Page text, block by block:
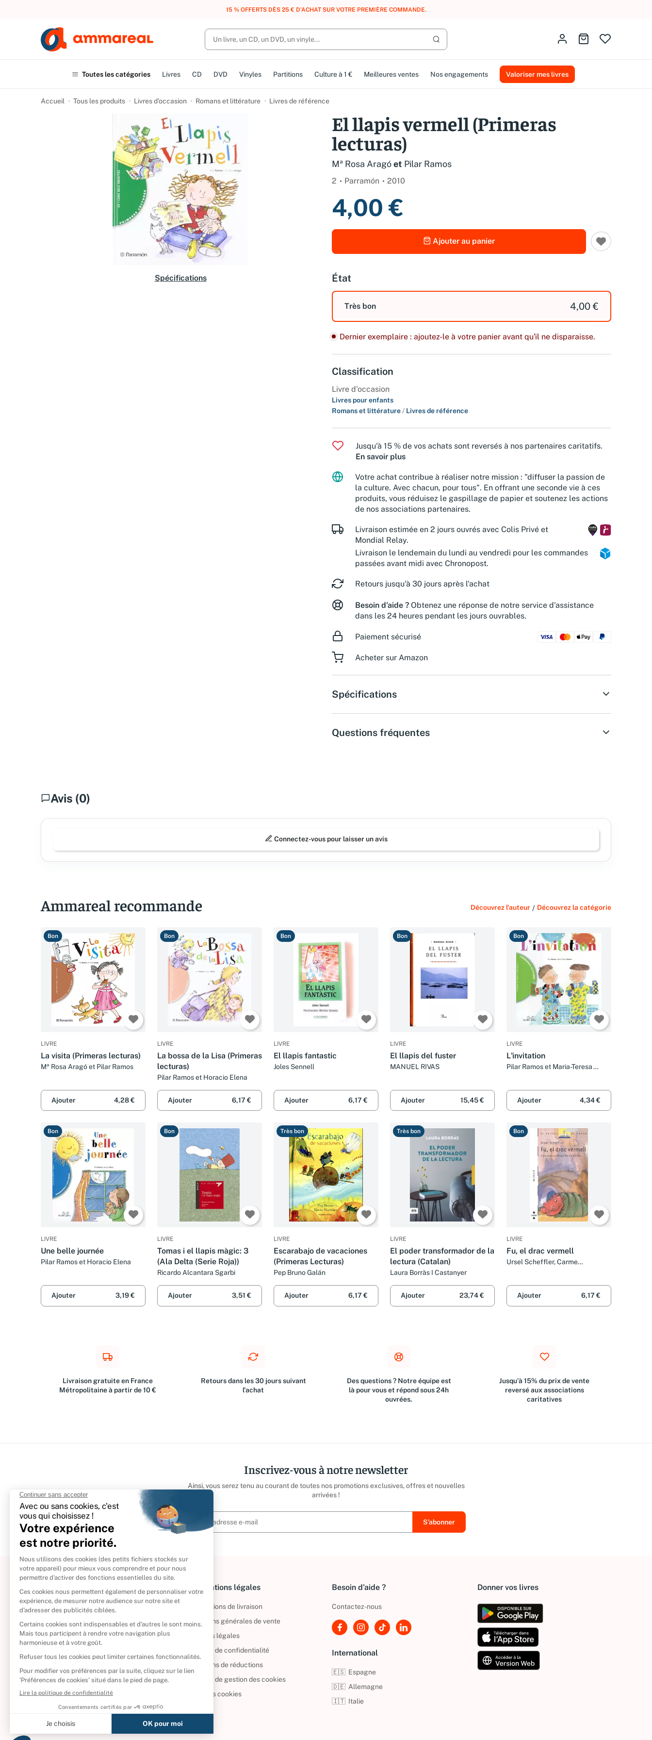
UN ACHAT, DES POINTS, DES RÉCOMPENSES :REJOIGNEZ GRATUITEMENT LE CLUB AMMAREAL.
Lancer la recherche
Identifiez-vousAller au panier
Toutes les catégories Livres CD DVD Vinyles Partitions Culture à 1 € Meilleures ventes Nos engagements Valoriser mes livres
Accueil Tous les produits Livres d’occasion Romans et littérature Livres de référence
Spécifications
El llapis vermell (Primeras
lecturas)
Mª Rosa Aragóet Pilar Ramos
2 Parramón 2010
4,00 €
Ajouter au panier
État
Très bon 4,00 €
Dernier exemplaire : ajoutez-le à votre panier avant qu'il ne disparaisse.
Classification
Livre d'occasion
Livres pour enfants
Romans et littérature / Livres de référence
Jusqu'à 15 % de vos achats sont reversés à nos partenaires caritatifs.
En savoir plus
Votre achat contribue à réaliser notre mission : "diffuser la passion de
la culture. Avec chacun, pour tous". En offrant une seconde vie à ces
produits, vous réduisez le gaspillage de papier et soutenez les actions
de nos associations partenaires.
Livraison estimée en 2 jours ouvrés avec Colis Privé et
Mondial Relay.
Livraison le lendemain du lundi au vendredi pour les commandes
passées avant midi avec Chronopost.
Retours jusqu'à 30 jours après l'achat
Besoin d'aide ? Obtenez une réponse de notre service d'assistance
dans les 24 heures pendant les jours ouvrables.
Paiement sécurisé
Acheter sur Amazon
Spécifications
Questions fréquentes
Avis (0)
Connectez-vous pour laisser un avis
Ammareal recommande Découvrez l'auteur / Découvrez la catégorie
Bon
LIVRE
La visita (Primeras lecturas)
Mª Rosa Aragó et Pilar Ramos
Ajouter 4,28 €
Bon
LIVRE
La bossa de la Lisa (Primeras
lecturas)
Pilar Ramos et Horacio Elena
Ajouter 6,17 €
Bon
LIVRE
El llapis fantastic
Joles Sennell
Ajouter 6,17 €
Bon
LIVRE
El llapis del fuster
MANUEL RIVAS
Ajouter 15,45 €
Bon
LIVRE
L'invitation
Pilar Ramos et Maria-Teresa
Ajouter 4,34 €
Bon
LIVRE
Une belle journée
Pilar Ramos et Horacio Elena
Ajouter 3,19 €
Bon
LIVRE
Tomas i el llapis màgic: 3
(Ala Delta (Serie Roja))
Ricardo Alcantara Sgarbi
Ajouter 3,51 €
Très bon
LIVRE
Escarabajo de vacaciones
(Primeras Lecturas)
Pep Bruno Galán
Ajouter 6,17 €
Très bon
LIVRE
El poder transformador de la
lectura (Catalan)
Laura Borràs I Castanyer
Ajouter 23,74 €
Bon
LIVRE
Fu, el drac vermell
Ursel Scheffler, Carme
Ajouter 6,17 €
Livraison gratuite en France
Métropolitaine à partir de 10 €
Retours dans les 30 jours suivant
l'achat
Des questions ? Notre équipe est
là pour vous et répond sous 24h
ouvrées.
Jusqu'à 15% du prix de vente
reversé aux associations
caritatives
Inscrivez-vous à notre newsletter
Ainsi, vous serez tenu au courant de toutes nos promotions exclusives, offres et nouvelles
arrivées !
À propos
Politique de retour
Reprendre vos livres
Qui sommes-nous ?
CD d'occasion
DVD d'occasion
Livres d’occasion
Informations légales
Informations de livraison
Conditions générales de vente
Mentions légales
Politique de confidentialité
Conditions de réductions
Politique de gestion des cookies
Gérer vos cookies
Besoin d'aide ?
Contactez-nous
International
🇪🇸 Espagne
🇩🇪 Allemagne
🇮🇹 Italie
Donner vos livres